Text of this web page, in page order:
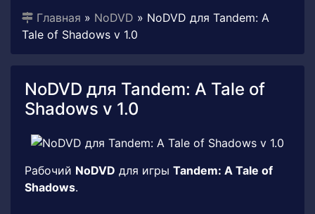
Главная » NoDVD » NoDVD для Tandem: A
Tale of Shadows v 1.0
NoDVD для Tandem: A Tale of
Shadows v 1.0
Рабочий NoDVD для игры Tandem: A Tale of
Shadows.